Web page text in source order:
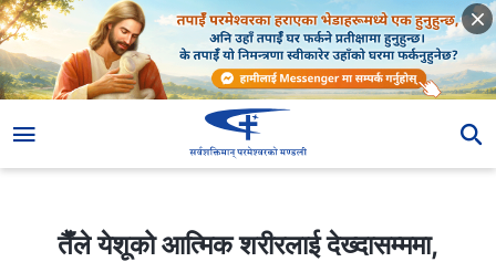
तैँले येशूको आत्मिक शरीरलाई देख्दासम्ममा,